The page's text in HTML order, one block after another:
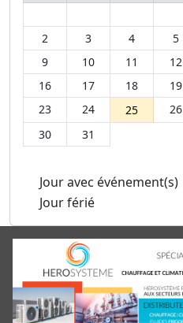
2
3 4 5
9
10 11 12
16
17 18 19
23
24 25 26
30
31
Jour avec événement(s)
Jour férié